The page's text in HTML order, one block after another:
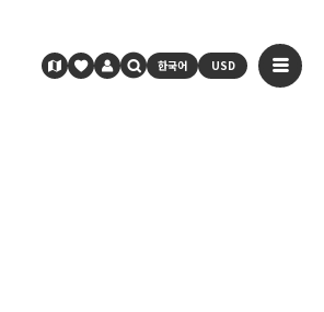
한국어 USD